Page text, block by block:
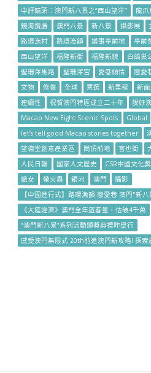
中評鏡頭：澳門新八景之“西山望洋”
龍爪
鏡海攬勝
澳門八景 新八景 攝影展
路環漁村
路環漁韻 議事亭前地 亭前
西山望洋
福隆新街 福隆新貌 白鴿巢
聖珊澤馬路
聖珊澤宮 愛巷傾情 戀愛
文物
修復 全球 票選 新里程 新
連續性
祝賀澳門特區成立二十年
說好
Macao New Eight Scenic Spots
Global
let’s tell good Macao stories together
望德堂創意產業區
崗頂前地 官也街
人民日報
國家人文歷史 CSR中國文化獎
織女
螢火蟲 銀河 澳門
攝影
【中國進行式】路環漁韻.戀愛巷 澳門"新
《大陸經濟》澳門全年遊客量，估破4千萬
“澳門新八景”系列活動頒獎典禮昨舉行
感受澳門無限式 20th前進澳門新攻略! 探索